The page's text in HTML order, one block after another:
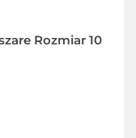
Rozmiar 10